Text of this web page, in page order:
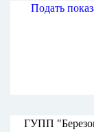
Подать
ГУПП